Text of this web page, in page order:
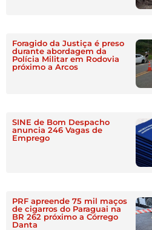
Foragido da Justiça é preso
durante abordagem da
Polícia Militar em Rodovia
próximo a Arcos
SINE de Bom Despacho
anuncia 246 Vagas de
Emprego
PRF apreende 75 mil maços
de cigarros do Paraguai na
BR 262 próximo a Córrego
Danta